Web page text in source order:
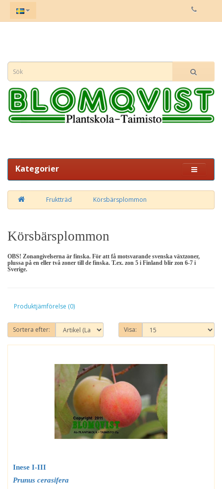
Kategorier
Fruktträd Körsbärsplommon
Körsbärsplommon
OBS! Zonangivelserna är finska. För att få motsvarande svenska växtzoner,
plussa på en eller två zoner till de finska. T.ex. zon 5 i Finland blir zon 6-7 i
Sverige.
Produktjämförelse (0)
Sortera efter: Visa:
Inese I-III
Prunus cerasifera